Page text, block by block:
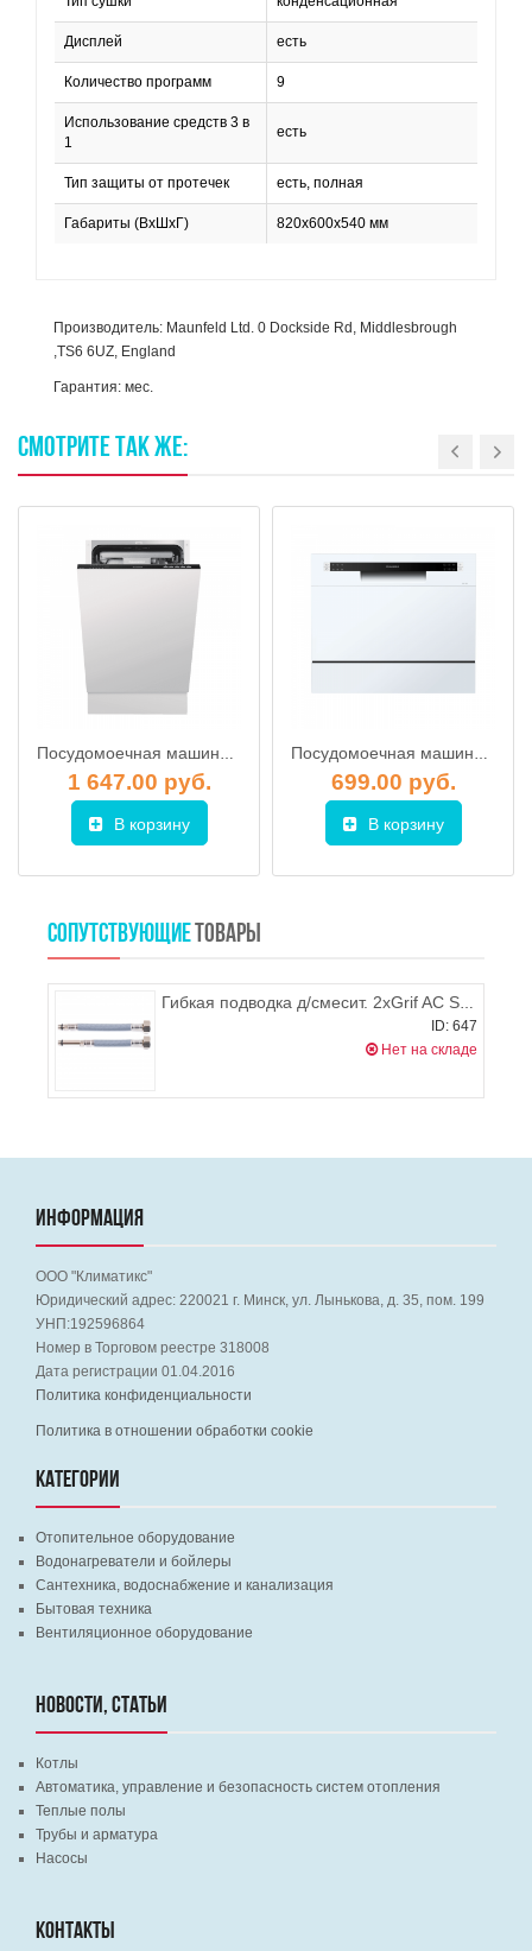
Дисплей есть
Количество программ 9
Использование средств 3 в
1
есть
Тип защиты от протечек есть, полная
Габариты (ВхШхГ) 820х600x540 мм
Производитель: Maunfeld Ltd. 0 Dockside Rd, Middlesbrough
,TS6 6UZ, England
Гарантия: мес.
СМОТРИТЕ ТАКЖЕ:
Посудомоечная машина MAUNFELD MLP-08B
1 647.00 руб.
В корзину
Посудомоечная машина MAUNFELD МLP-06S
699.00 руб.
В корзину
СОПУТСТВУЮЩИЕ ТОВАРЫ
Гибкая подводка д/смесит. 2хGrif AС SN в нейлоновой оплетке 1200 мм (пара), MATEU
ID: 647
Нет на складе
ИНФОРМАЦИЯ
ООО "Климатикс"
Юридический адрес: 220021 г. Минск, ул. Лынькова, д. 35, пом. 199
УНП:192596864
Номер в Торговом реестре 318008
Дата регистрации 01.04.2016
Политика конфиденциальности
Политика в отношении обработки cookie
КАТЕГОРИИ
Отопительное оборудование
Водонагреватели и бойлеры
Сантехника, водоснабжение и канализация
Бытовая техника
Вентиляционное оборудование
НОВОСТИ, СТАТЬИ
Котлы
Автоматика, управление и безопасность систем отопления
Теплые полы
Трубы и арматура
Насосы
КОНТАКТЫ